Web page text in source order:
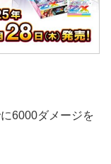
6000ダメージを